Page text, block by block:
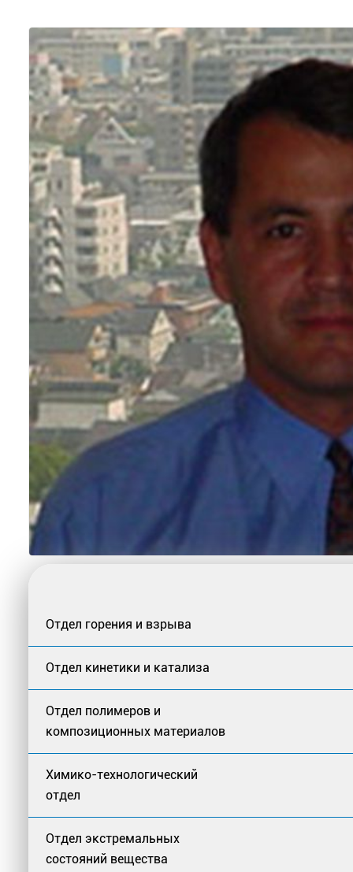
Отдел горения и взрыва
Отдел кинетики и катализа
Отдел полимеров и
композиционных материалов
Химико-технологический
отдел
Отдел экстремальных
состояний вещества